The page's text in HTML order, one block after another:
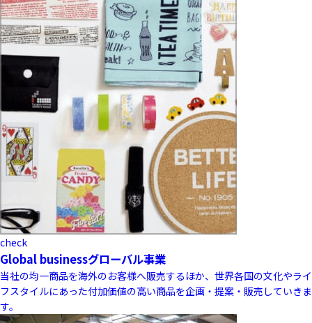
check
Global businessグローバル事業
当社の均一商品を海外のお客様へ販売するほか、世界各国の文化やライ
フスタイルにあった付加価値の高い商品を企画・提案・販売していきま
す。